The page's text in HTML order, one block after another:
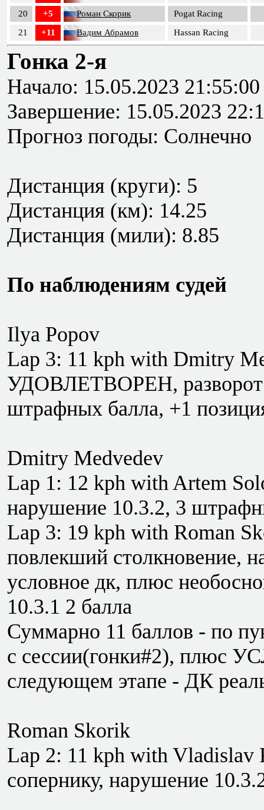
20
+5 Роман Скорик Pogat Racing
21
+11 Вадим Абрамов Hassan Racing
Гонка 2-я
Начало: 15.05.2023 21:55:00
Завершение: 15.05.2023
Прогноз погоды: Солнечно
Дистанция (круги): 5
Дистанция (км): 14.25
Дистанция (мили): 8.85
По наблюдениям судей
Ilya Popov
Lap 3: 11 kph with Dmitry
УДОВЛЕТВОРЕН, разворот
штрафных балла, +1
Dmitry Medvedev
Lap 1: 12 kph with Artem
нарушение 10.3.2, 3
Lap 3: 19 kph with Roman
повлекший столкновение,
условное дк, плюс
10.3.1 2 балла
Суммарно 11 баллов - по
с сессии(гонки#2), плюс
следующем этапе - ДК
Roman Skorik
Lap 2: 11 kph with Vladislav
сопернику, нарушение